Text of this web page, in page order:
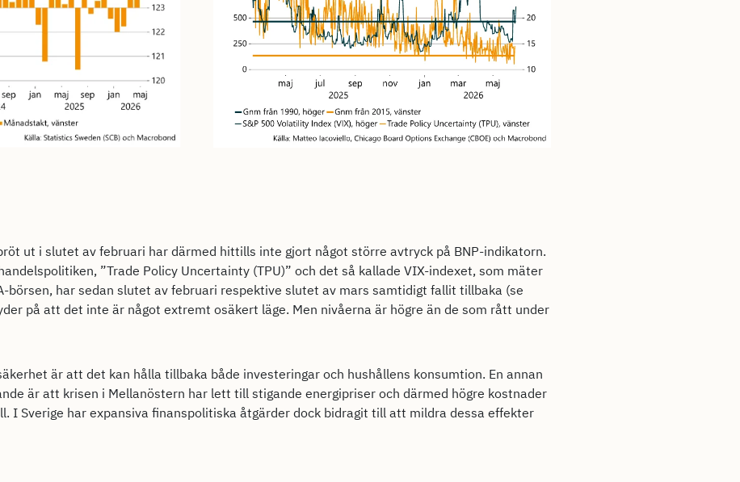
ut i slutet av februari har därmed hittills inte gjort något större avtryck på BNP-indikatorn.
”Trade Policy Uncertainty (TPU)” och det så kallade VIX-indexet, som mäter
börsen, har sedan slutet av februari respektive slutet av mars samtidigt fallit tillbaka (se
på att det inte är något extremt osäkert läge. Men nivåerna är högre än de som rått under
är att det kan hålla tillbaka både investeringar och hushållens konsumtion. En annan
är att krisen i Mellanöstern har lett till stigande energipriser och därmed högre kostnader
I Sverige har expansiva finanspolitiska åtgärder dock bidragit till att mildra dessa effekter